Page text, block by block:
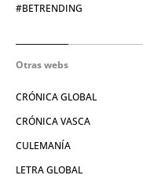
#BETRENDING
Otras webs
CRÓNICA GLOBAL
CRÓNICA VASCA
CULEMANÍA
LETRA GLOBAL